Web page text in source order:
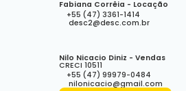
Fabiana Corrêia - Locação
+55 (47) 3361-1414
desc2@desc.com.br
Nilo Nicacio Diniz - Vendas
CRECI 10511
+55 (47) 99979-0484
nilonicacio@gmail.com